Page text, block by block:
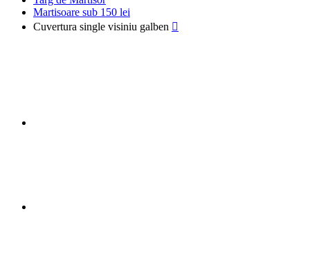
Martisoare sub 150 lei
Cuvertura single visiniu galben 